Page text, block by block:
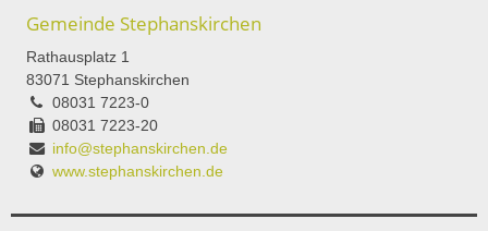
Gemeinde Stephanskirchen
Rathausplatz 1
83071 Stephanskirchen
08031 7223-0
08031 7223-20
info@stephanskirchen.de
www.stephanskirchen.de